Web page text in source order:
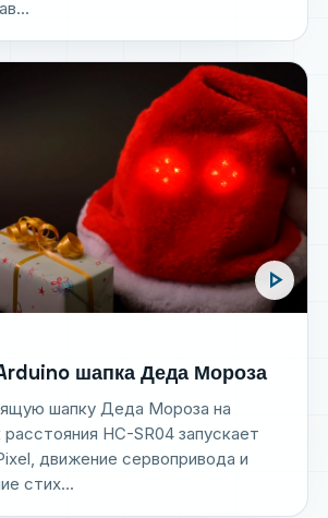
play_arrow
шапка Деда Мороза
шапку Деда Мороза на
HC-SR04 запускает
движение сервопривода и
стих...